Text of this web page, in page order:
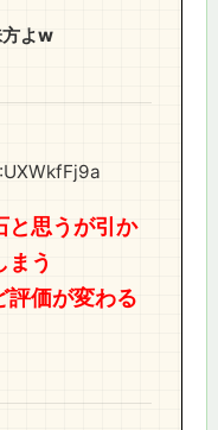
方よw
と思うが引か
まう
評価が変わる